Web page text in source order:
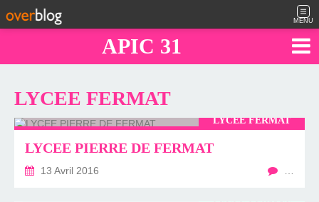
MENU
APIC 31
LYCEE FERMAT
LYCÉE FERMAT
LYCEE PIERRE DE FERMAT
13 Avril 2016